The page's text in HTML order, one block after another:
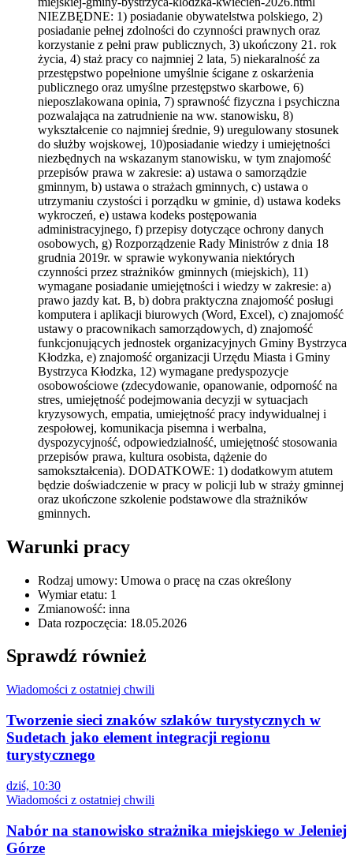
NIEZBĘDNE: 1) posiadanie obywatelstwa polskiego, 2)
posiadanie pełnej zdolności do czynności prawnych oraz
korzystanie z pełni praw publicznych, 3) ukończony 21. rok
życia, 4) staż pracy co najmniej 2 lata, 5) niekaralność za
przestępstwo popełnione umyślnie ścigane z oskarżenia
publicznego oraz umyślne przestępstwo skarbowe, 6)
nieposzlakowana opinia, 7) sprawność fizyczna i psychiczna
pozwalająca na zatrudnienie na ww. stanowisku, 8)
wykształcenie co najmniej średnie, 9) uregulowany stosunek
do służby wojskowej, 10)posiadanie wiedzy i umiejętności
niezbędnych na wskazanym stanowisku, w tym znajomość
przepisów prawa w zakresie: a) ustawa o samorządzie
gminnym, b) ustawa o strażach gminnych, c) ustawa o
utrzymaniu czystości i porządku w gminie, d) ustawa kodeks
wykroczeń, e) ustawa kodeks postępowania
administracyjnego, f) przepisy dotyczące ochrony danych
osobowych, g) Rozporządzenie Rady Ministrów z dnia 18
grudnia 2019r. w sprawie wykonywania niektórych
czynności przez strażników gminnych (miejskich), 11)
wymagane posiadanie umiejętności i wiedzy w zakresie: a)
prawo jazdy kat. B, b) dobra praktyczna znajomość posługi
komputera i aplikacji biurowych (Word, Excel), c) znajomość
ustawy o pracownikach samorządowych, d) znajomość
funkcjonujących jednostek organizacyjnych Gminy Bystrzyca
Kłodzka, e) znajomość organizacji Urzędu Miasta i Gminy
Bystrzyca Kłodzka, 12) wymagane predyspozycje
osobowościowe (zdecydowanie, opanowanie, odporność na
stres, umiejętność podejmowania decyzji w sytuacjach
kryzysowych, empatia, umiejętność pracy indywidualnej i
zespołowej, komunikacja pisemna i werbalna,
dyspozycyjność, odpowiedzialność, umiejętność stosowania
przepisów prawa, kultura osobista, dążenie do
samokształcenia). DODATKOWE: 1) dodatkowym atutem
będzie doświadczenie w pracy w policji lub w straży gminnej
oraz ukończone szkolenie podstawowe dla strażników
gminnych.
Warunki pracy
Rodzaj umowy: Umowa o pracę na czas określony
Wymiar etatu: 1
Zmianowość: inna
Data rozpoczęcia: 18.05.2026
Sprawdź również
Wiadomości z ostatniej chwili
Tworzenie sieci znaków szlaków turystycznych w
Sudetach jako element integracji regionu
turystycznego
dziś, 10:30
Wiadomości z ostatniej chwili
Nabór na stanowisko strażnika miejskiego w Jeleniej
Górze